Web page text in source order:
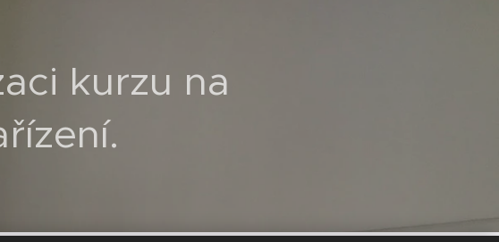
kurzu na